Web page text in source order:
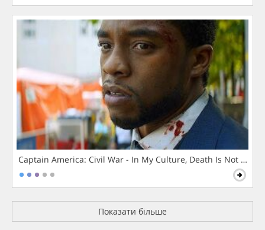
Captain America: Civil War - In My Culture, Death Is Not The
Показати більше